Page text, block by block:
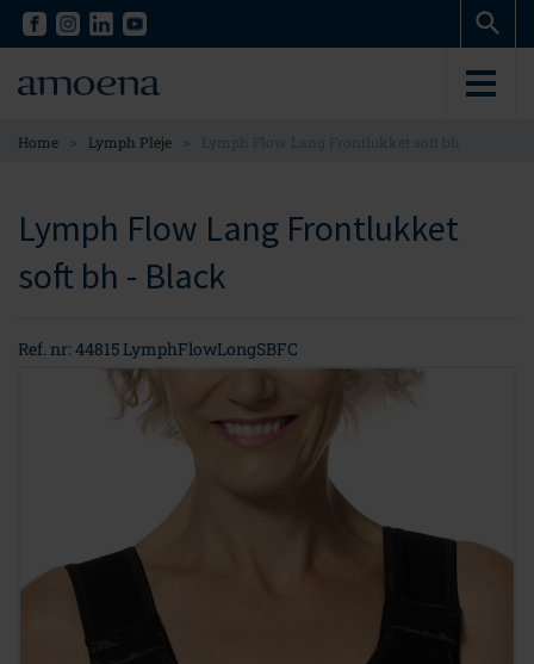
Skip
content
Skip
content
Home > Lymph Pleje >
Lymph Flow Lang Frontlukket
soft bh - Black
Ref. nr: 44815 LymphFlowLongSBFC